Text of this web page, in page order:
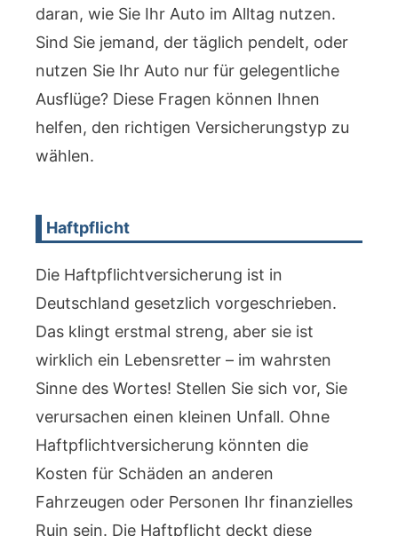
daran, wie Sie Ihr Auto im Alltag nutzen.
Sind Sie jemand, der täglich pendelt, oder
nutzen Sie Ihr Auto nur für gelegentliche
Ausflüge? Diese Fragen können Ihnen
helfen, den richtigen Versicherungstyp zu
wählen.
Haftpflicht
Die Haftpflichtversicherung ist in
Deutschland gesetzlich vorgeschrieben.
Das klingt erstmal streng, aber sie ist
wirklich ein Lebensretter – im wahrsten
Sinne des Wortes! Stellen Sie sich vor, Sie
verursachen einen kleinen Unfall. Ohne
Haftpflichtversicherung könnten die
Kosten für Schäden an anderen
Fahrzeugen oder Personen Ihr finanzielles
Ruin sein. Die Haftpflicht deckt diese